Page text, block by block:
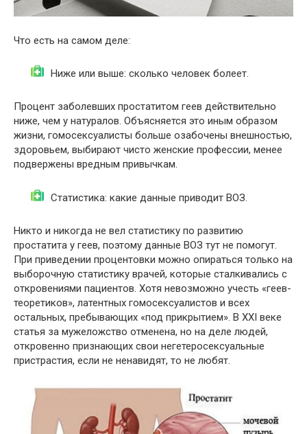
Что есть на самом деле:
Ниже или выше: сколько человек болеет.
Процент заболевших простатитом геев действительно
ниже, чем у натуралов. Объясняется это иным образом
жизни, гомосексуалисты больше озабочены внешностью,
здоровьем, выбирают чисто женские профессии, менее
подвержены вредным привычкам.
Статистика: какие данные приводит ВОЗ.
Никто и никогда не вел статистику по развитию
простатита у геев, поэтому данные ВОЗ тут не помогут.
При приведении процентовки можно опираться только на
выборочную статистику врачей, которые сталкивались с
откровениями пациентов. Хотя невозможно учесть «геев-
теоретиков», латентных гомосексуалистов и всех
остальных, пребывающих «под прикрытием». В XXI веке
статья за мужеложство отменена, но на деле людей,
откровенно признающих свои негетеросексуальные
пристрастия, если не ненавидят, то не любят.